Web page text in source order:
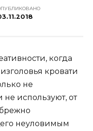
когда
кровати
не
используют, от
неуловимым